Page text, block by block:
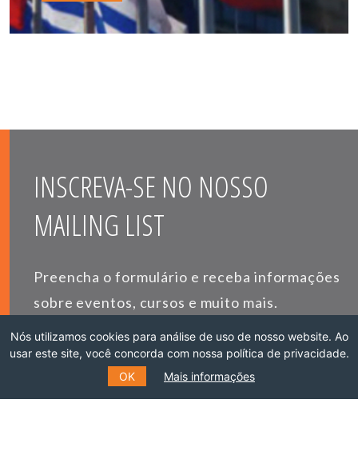
INSCREVA-SE NO NOSSO
MAILING LIST
Preencha o formulário e receba informações
sobre eventos, cursos e muito mais.
E-MAIL *
Nós utilizamos cookies para análise de uso de nosso website. Ao
usar este site, você concorda com nossa política de privacidade.
OK
Mais informações